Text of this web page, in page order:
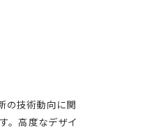
の技術動向に関
。高度なデザイ